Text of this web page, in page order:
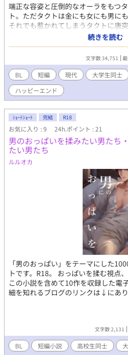
端正な容姿と圧倒的なオーラをもつ
ト。ただタクトは金にも女にも男に
それでも惹かれてしまうタクトに唐
たミコト。付き合い出してもタクト
って初めての誕生日にミコトは冷た
れなのにどうして連絡してくるの
続きを読む
文字数 34,751
BL 短編 現代 大学生同士
ハッピーエンド
ｼｮｰﾄｼｮｰﾄ 完結 R18
お気に入り : 9 24h.ポイント : 21
男のおっぱいを揉みたい男たち
たい男たち
ルルオカ
「男のおっぱい」をテーマにした
トです。R18。 おっぱいを揉む視点
この小説を含めて10作を収録した電
細を知れるブログのリンクは↓にあり
文字数 2,131
BL 短編小説 高校生同士